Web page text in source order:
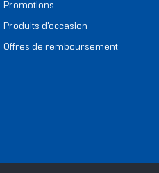
Promotions
Produits d'occasion
Offres de remboursement